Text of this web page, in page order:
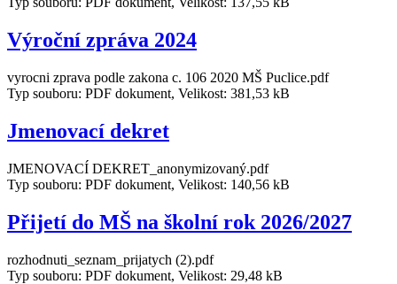
Výroční zpráva 2024
vyrocni zprava podle zakona c. 106 2020 MŠ Puclice.pdf
Typ souboru: PDF dokument, Velikost: 381,53 kB
Jmenovací dekret
JMENOVACÍ DEKRET_anonymizovaný.pdf
Typ souboru: PDF dokument, Velikost: 140,56 kB
Přijetí do MŠ na školní rok 2026/2027
rozhodnuti_seznam_prijatych (2).pdf
Typ souboru: PDF dokument, Velikost: 29,48 kB